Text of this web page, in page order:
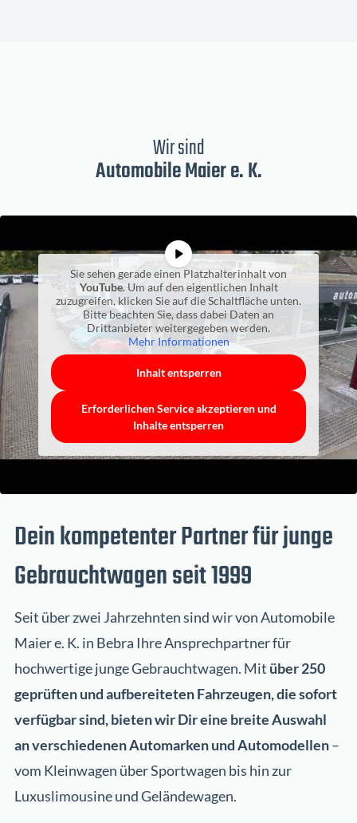
Wir sind
Automobile Maier e. K.
Sie sehen gerade einen Platzhalterinhalt von
YouTube. Um auf den eigentlichen Inhalt
zuzugreifen, klicken Sie auf die Schaltfläche unten.
Bitte beachten Sie, dass dabei Daten an
Drittanbieter weitergegeben werden.
Mehr Informationen
Inhalt entsperren
Erforderlichen Service akzeptieren und
Inhalte entsperren
Dein kompetenter Partner für junge
Gebrauchtwagen seit 1999
Seit über zwei Jahrzehnten sind wir von Automobile
Maier e. K. in Bebra Ihre Ansprechpartner für
hochwertige junge Gebrauchtwagen. Mit über 250
geprüften und aufbereiteten Fahrzeugen, die sofort
verfügbar sind, bieten wir Dir eine breite Auswahl
an verschiedenen Automarken und Automodellen–
vom Kleinwagen über Sportwagen bis hin zur
Luxuslimousine und Geländewagen.